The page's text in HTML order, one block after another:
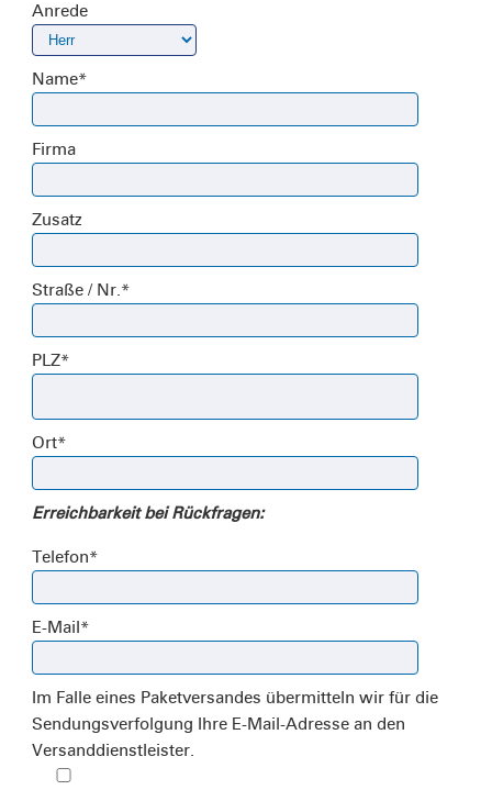
Anrede
Name*
Firma
Zusatz
Straße / Nr.*
PLZ*
Ort*
Erreichbarkeit bei Rückfragen:
Telefon*
E-Mail*
Im Falle eines Paketversandes übermitteln wir für die
Sendungsverfolgung Ihre E-Mail-Adresse an den
Versanddienstleister.